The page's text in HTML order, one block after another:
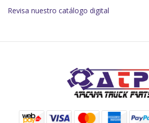
Revisa nuestro catálogo digital